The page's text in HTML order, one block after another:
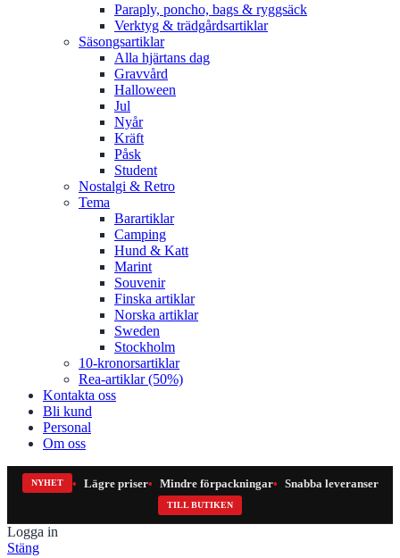
Paraply, poncho, bags & ryggsäck
Verktyg & trädgårdsartiklar
Säsongsartiklar
Alla hjärtans dag
Gravvård
Halloween
Jul
Nyår
Kräft
Påsk
Student
Nostalgi & Retro
Tema
Barartiklar
Camping
Hund & Katt
Marint
Souvenir
Finska artiklar
Norska artiklar
Sweden
Stockholm
10-kronorsartiklar
Rea-artiklar (50%)
Kontakta oss
Bli kund
Personal
Om oss
NYHET Lägre priser Mindre förpackningar Snabba leveranser
TILL BUTIKEN
Logga in
Stäng